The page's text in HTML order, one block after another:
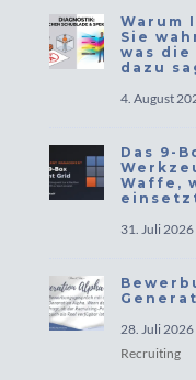
Warum
Sie
was
dazu
4. August
Das 9-
Waffe,
31. Juli 2026
28. Juli 2026
Recruiting